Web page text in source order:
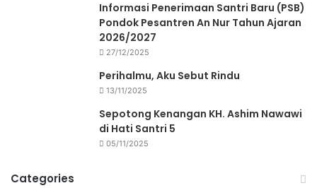
Informasi Penerimaan Santri Baru (PSB)
Pondok Pesantren An Nur Tahun Ajaran
2026/2027
27/12/2025
Perihalmu, Aku Sebut Rindu
13/11/2025
Sepotong Kenangan KH. Ashim Nawawi
di Hati Santri 5
05/11/2025
Categories